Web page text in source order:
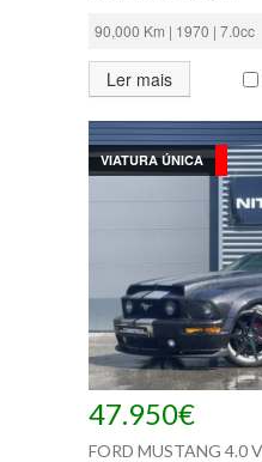
90,000 Km | 1970 | 7.0cc
Ler mais
VIATURA ÚNICA
47.950€
FORD MUSTANG 4.0